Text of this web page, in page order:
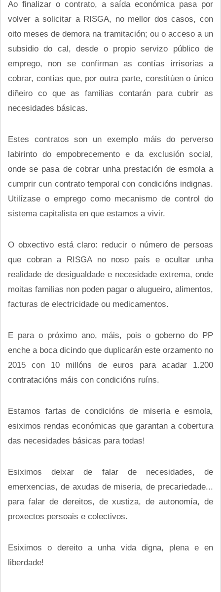
Ao finalizar o contrato, a saída económica pasa por
volver a solicitar a RISGA, no mellor dos casos, con
oito meses de demora na tramitación; ou o acceso a un
subsidio do cal, desde o propio servizo público de
emprego, non se confirman as contías irrisorias a
cobrar, contías que, por outra parte, constitúen o único
diñeiro co que as familias contarán para cubrir as
necesidades básicas.
Estes contratos son un exemplo máis do perverso
labirinto do empobrecemento e da exclusión social,
onde se pasa de cobrar unha prestación de esmola a
cumprir cun contrato temporal con condicións indignas.
Utilízase o emprego como mecanismo de control do
sistema capitalista en que estamos a vivir.
O obxectivo está claro: reducir o número de persoas
que cobran a RISGA no noso país e ocultar unha
realidade de desigualdade e necesidade extrema, onde
moitas familias non poden pagar o alugueiro, alimentos,
facturas de electricidade ou medicamentos.
E para o próximo ano, máis, pois o goberno do PP
enche a boca dicindo que duplicarán este orzamento no
2015 con 10 millóns de euros para acadar 1.200
contratacións máis con condicións ruíns.
Estamos fartas de condicións de miseria e esmola,
esiximos rendas económicas que garantan a cobertura
das necesidades básicas para todas!
Esiximos deixar de falar de necesidades, de
emerxencias, de axudas de miseria, de precariedade...
para falar de dereitos, de xustiza, de autonomía, de
proxectos persoais e colectivos.
Esiximos o dereito a unha vida digna, plena e en
liberdade!